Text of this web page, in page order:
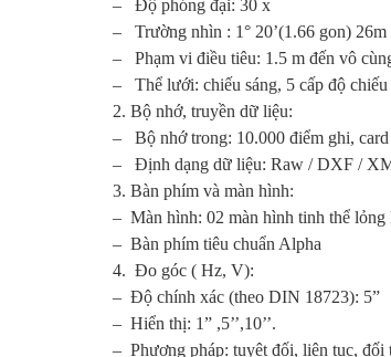
– Độ phóng đại: 30 x
– Trường nhìn : 1° 20’(1.66 gon) 26m
– Phạm vi điều tiêu: 1.5 m đến vô
– Thể lưới: chiếu sáng, 5 cấp độ chiếu
2. Bộ nhớ, truyền dữ liệu:
– Bộ nhớ trong: 10.000 điểm ghi,
– Định dạng dữ liệu: Raw / DXF /
3. Bàn phím và màn hình:
– Màn hình: 02 màn hình tinh thể
– Bàn phím tiêu chuẩn Alpha
4. Đo góc ( Hz, V):
– Độ chính xác (theo DIN 18723): 5”
– Hiển thị: 1” ,5’’,10’’.
– Phương pháp: tuyệt đối, liên tục, đối